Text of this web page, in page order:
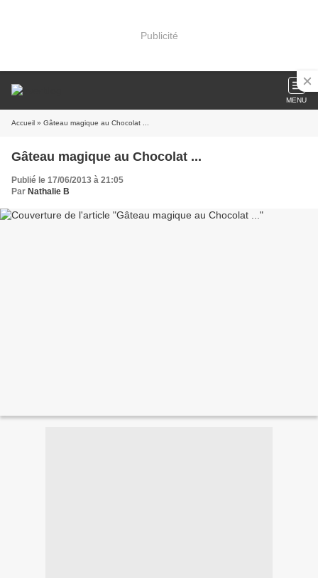
Publicité
MENU
Accueil » Gâteau magique au Chocolat ...
Gâteau magique au Chocolat ...
Publié le 17/06/2013 à 21:05
Par Nathalie B